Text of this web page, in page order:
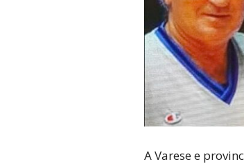
A Varese e